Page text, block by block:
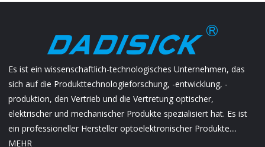
Es ist ein wissenschaftlich-technologisches Unternehmen, das
sich auf die Produkttechnologieforschung, -entwicklung, -
produktion, den Vertrieb und die Vertretung optischer,
elektrischer und mechanischer Produkte spezialisiert hat. Es ist
ein professioneller Hersteller optoelektronischer Produkte....
MEHR